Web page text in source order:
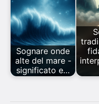
Sognare onde
alte del mare -
significato e…